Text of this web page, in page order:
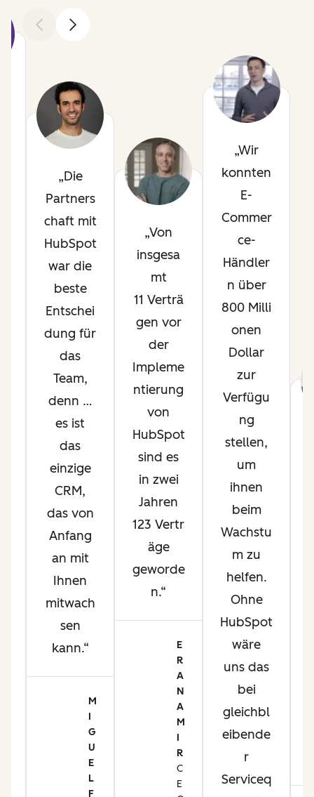
ZurückWeiter
Die
Partners
chaft mit
HubSpot
war die
beste
Entschei
dung für
das
Team,
denn …
es ist
das
einzige
CRM,
das von
Anfang
an mit
Ihnen
mitwach
sen
kann.
M
I
G
U
E
L
F
Von
insgesa
mt
11 Verträ
gen vor
der
Impleme
ntierung
von
HubSpot
sind es
in zwei
Jahren
123 Vertr
äge
geworde
n.
E
R
A
N
A
M
I
R
C
E
Wir
konnten
E-
Commer
ce-
Händler
n über
800 Milli
onen
Dollar
zur
Verfügu
ng
stellen,
um
ihnen
beim
Wachstu
m zu
helfen.
Ohne
HubSpot
wäre
uns das
bei
gleichbl
eibende
r
Serviceq